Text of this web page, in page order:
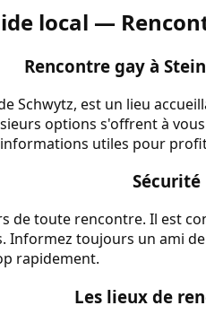
local —
Rencontre gay à
Schwytz, est un lieu
options s'offrent à
utiles pour
Sécurité
de toute rencontre. Il est
Informez toujours un ami
rapidement.
Les lieux de